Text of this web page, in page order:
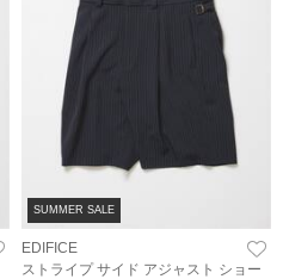
SUMMER SALE
EDIFICE
ストライプ サイド アジャスト ショー